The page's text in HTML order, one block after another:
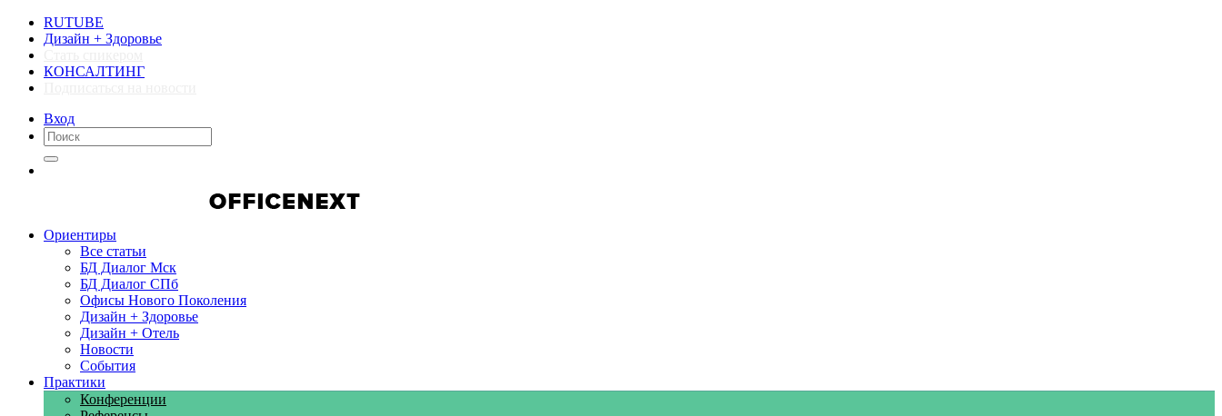
RUTUBE
Дизайн + Здоровье
КОНСАЛТИНГ
Вход
Ориентиры
Все статьи
БД Диалог Мск
БД Диалог СПб
Офисы Нового Поколения
Дизайн + Здоровье
Дизайн + Отель
Новости
События
Практики
Конференции